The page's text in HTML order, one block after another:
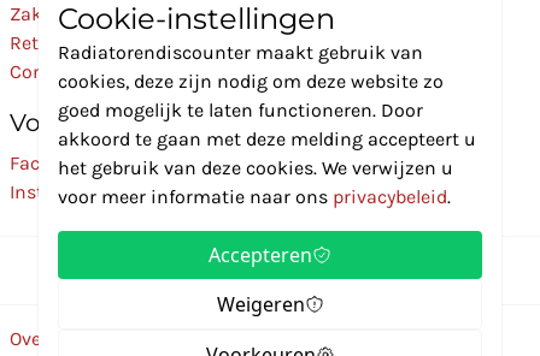
Zakelijk
Retourneren
Contact
Volg Ons
Facebook
Instagram
Over ons
Cookie-instellingen
Radiatorendiscounter maakt gebruik van
cookies, deze zijn nodig om deze website zo
goed mogelijk te laten functioneren. Door
akkoord te gaan met deze melding accepteert u
het gebruik van deze cookies. We verwijzen u
voor meer informatie naar ons privacybeleid.
Accepteren
Weigeren